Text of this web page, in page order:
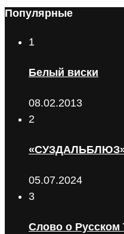
Популярные
1
Белый виски
08.02.2013
2
05.07.2024
3
Слово о Русском